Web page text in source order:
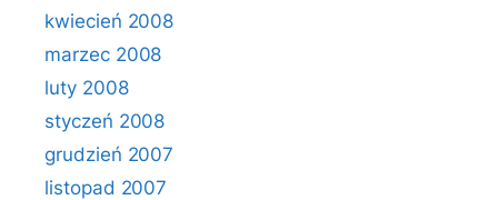
kwiecień 2008
marzec 2008
luty 2008
styczeń 2008
grudzień 2007
listopad 2007